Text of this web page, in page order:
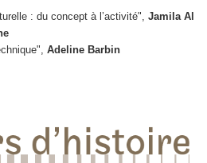
: du concept à l’activité", Jamila Al
Adeline Barbin